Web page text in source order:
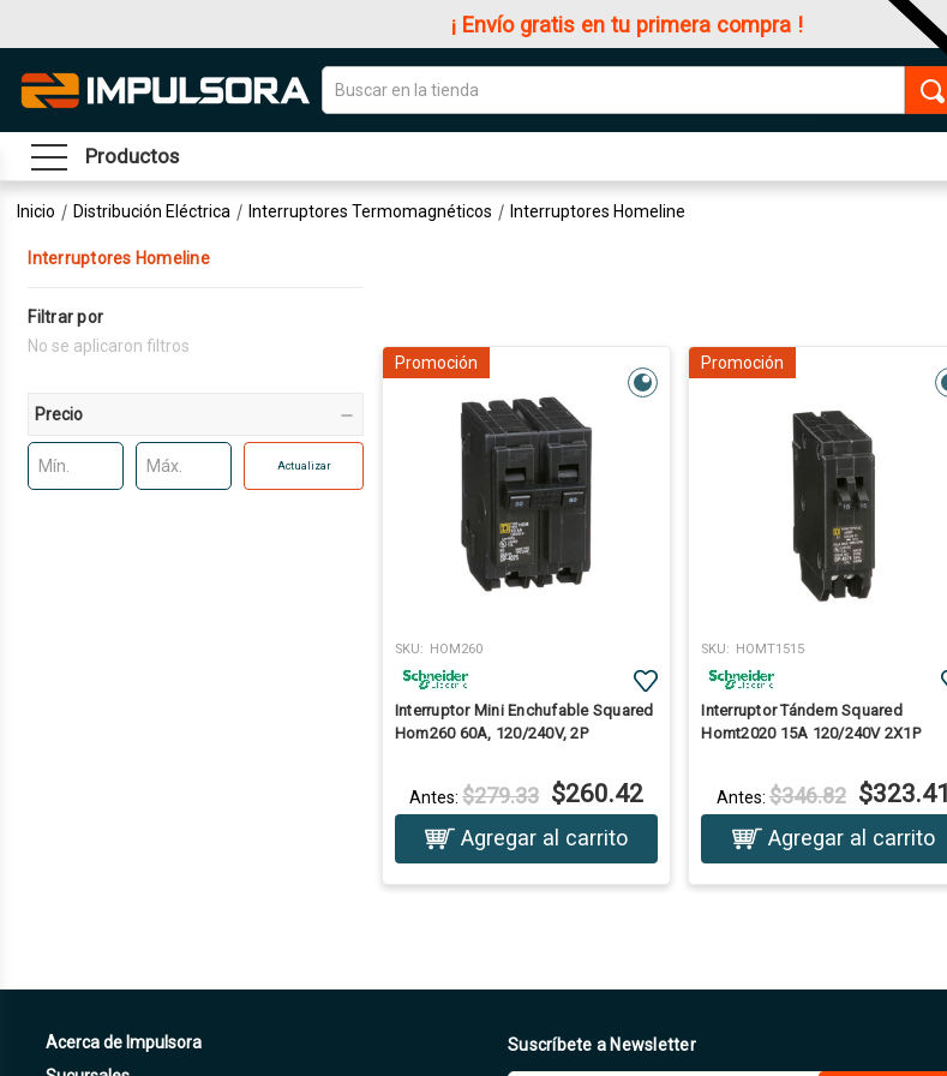
¡ Envío gratis en tu primera compra !
Productos
Inicio Distribución Eléctrica Interruptores Termomagnéticos Interruptores Homeline
Interruptores Homeline
Filtrar por
No se aplicaron filtros
Precio
Actualizar
Promoción
SKU: HOM260
Interruptor Mini Enchufable Squared
Hom260 60A, 120/240V, 2P
Antes:$279.33 $260.42
Agregar al carrito
Promoción
SKU: HOMT1515
Interruptor Tándem Squared
Homt2020 15A 120/240V 2X1P
Antes: $346.82 $323.41
Agregar al carrito
Acerca de Impulsora
Suscríbete a Newsletter